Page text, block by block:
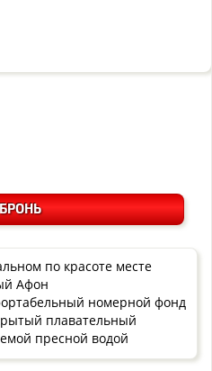
БРОНЬ
по красоте месте
Афон
номерной фонд
плавательный
пресной водой